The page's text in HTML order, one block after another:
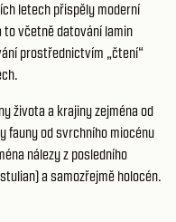
letech přispěly moderní
to včetně datování lamin
prostřednictvím „čtení“
života a krajiny zejména od
fauny od svrchního miocénu
nálezy z posledního
a samozřejmě holocén.